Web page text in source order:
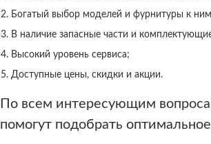
Богатый выбор моделей и фурнитуры к
В наличие запасные части и
Высокий уровень сервиса;
Доступные цены, скидки и акции.
По всем интересующим
помогут подобрать